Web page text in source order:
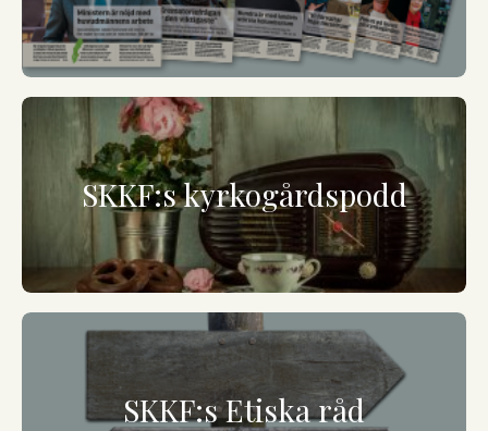
SKKF:s kyrkogårdspodd
SKKF:s Etiska råd